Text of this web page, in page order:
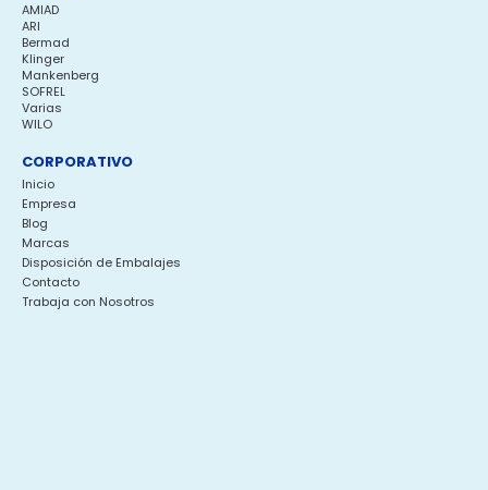
AMIAD
ARI
Bermad
Klinger
Mankenberg
SOFREL
Varias
WILO
CORPORATIVO
Inicio
Empresa
Blog
Marcas
Disposición de Embalajes
Contacto
Trabaja con Nosotros